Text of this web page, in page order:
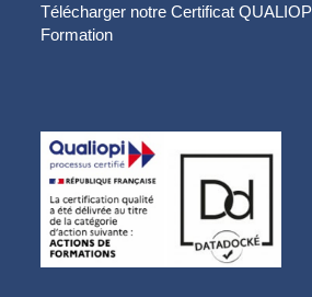
Télécharger notre Certificat
Formation